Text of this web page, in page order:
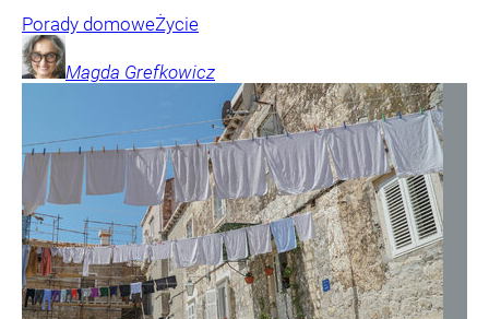
Porady domoweŻycie
Magda Grefkowicz